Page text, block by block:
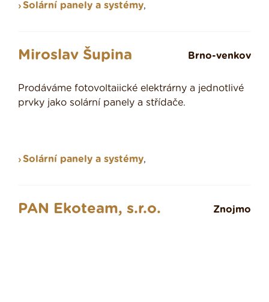
Solární panely a systémy,
Miroslav Šupina Brno-venkov
Prodáváme fotovoltaiické elektrárny a jednotlivé
prvky jako solární panely a střídače.
Solární panely a systémy,
PAN Ekoteam, s.r.o. Znojmo